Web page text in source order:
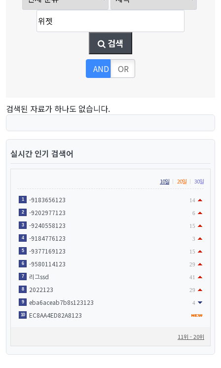
검색
AND OR
검색된 자료가 하나도 없습니다.
실시간 인기 검색어
10일 20일 30일
1 -9183656123 14
2 -9202977123 6
3 -9240558123 15
4 -9184776123 3
5 -9377169123 15
6 -9580114123 29
7 리그ssd 41
8 2022123 29
9 eba6aceab7b8s123123 4
10 EC8AA4ED82A8123
11위 - 20위